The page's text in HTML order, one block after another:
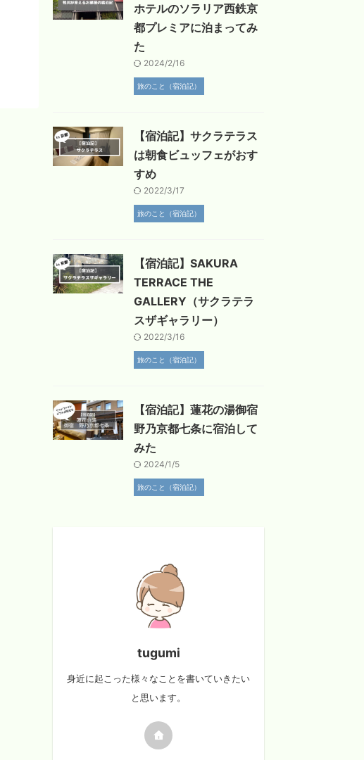
ホテルのソラリア西鉄京
都プレミアに泊まってみ
た
2024/2/16
旅のこと（宿泊記）
【宿泊記】サクラテラス
は朝食ビュッフェがおす
すめ
2022/3/17
旅のこと（宿泊記）
【宿泊記】SAKURA
TERRACE THE
GALLERY（サクラテラ
スザギャラリー）
2022/3/16
旅のこと（宿泊記）
【宿泊記】蓮花の湯御宿
野乃京都七条に宿泊して
みた
2024/1/5
旅のこと（宿泊記）
tugumi
身近に起こった様々なことを書いていきたい
と思います。